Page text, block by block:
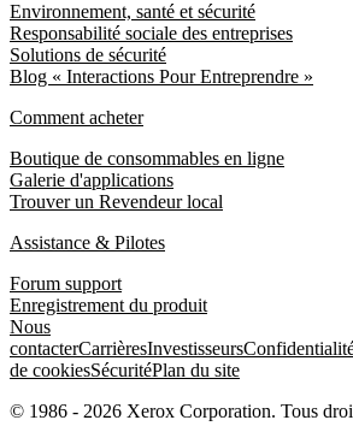
Environnement, santé et sécurité
Responsabilité sociale des entreprises
Solutions de sécurité
Blog « Interactions Pour Entreprendre »
Comment acheter
Boutique de consommables en ligne
Galerie d'applications
Trouver un Revendeur local
Assistance & Pilotes
Forum support
Enregistrement du produit
Nous
contacterCarrièresInvestisseurs
de cookiesSécuritéPlan du site
© 1986 - 2026 Xerox Corporation. Tous